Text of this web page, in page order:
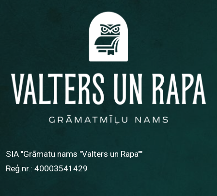
SIA "Grāmatu nams "Valters un Rapa""
Reģ.nr.: 40003541429